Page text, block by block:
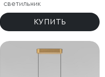
светильник
КУПИТЬ